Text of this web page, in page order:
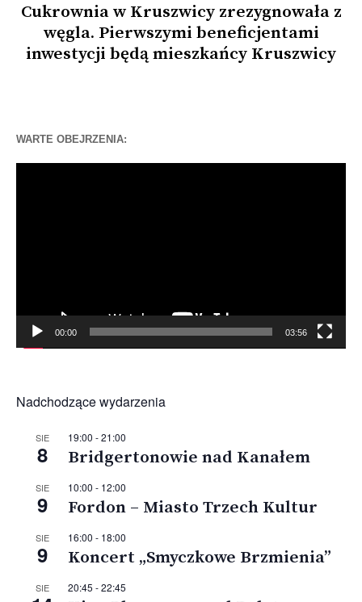
Cukrownia w Kruszwicy zrezygnowała z
węgla. Pierwszymi beneficjentami
inwestycji będą mieszkańcy Kruszwicy
WARTE OBEJRZENIA:
00:00 03:56
Nadchodzące wydarzenia
SIE
8
19:00 -21:00
Bridgertonowie nad Kanałem
SIE
9
10:00 - 12:00
Fordon – Miasto Trzech Kultur
SIE
9
16:00 - 18:00
Koncert „Smyczkowe Brzmienia”
SIE 20:45 -22:45